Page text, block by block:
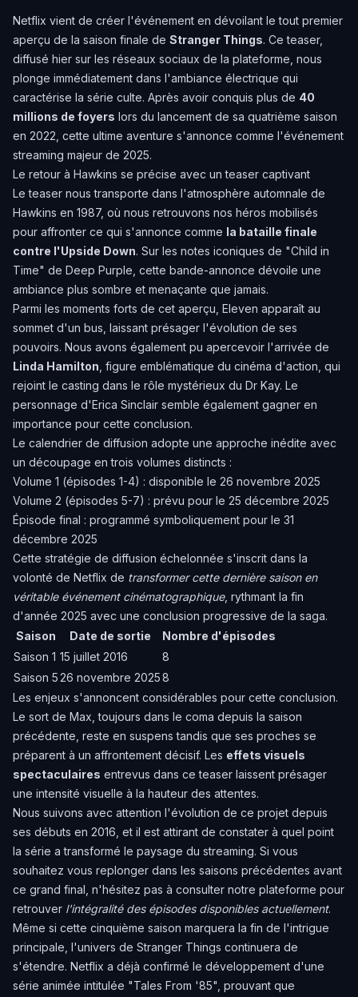
Netflix vient de créer l'événement en dévoilant le tout premier
aperçu de la saison finale de Stranger Things. Ce teaser,
diffusé hier sur les réseaux sociaux de la plateforme, nous
plonge immédiatement dans l'ambiance électrique qui
caractérise la série culte. Après avoir conquis plus de 40
millions de foyers lors du lancement de sa quatrième saison
en 2022, cette ultime aventure s'annonce comme l'événement
streaming majeur de 2025.
Le retour à Hawkins se précise avec un teaser captivant
Le teaser nous transporte dans l'atmosphère automnale de
Hawkins en 1987, où nous retrouvons nos héros mobilisés
pour affronter ce qui s'annonce comme la bataille finale
contre l'Upside Down. Sur les notes iconiques de "Child in
Time" de Deep Purple, cette bande-annonce dévoile une
ambiance plus sombre et menaçante que jamais.
Parmi les moments forts de cet aperçu, Eleven apparaît au
sommet d'un bus, laissant présager l'évolution de ses
pouvoirs. Nous avons également pu apercevoir l'arrivée de
Linda Hamilton , figure emblématique du cinéma d'action, qui
rejoint le casting dans le rôle mystérieux du Dr Kay. Le
personnage d'Erica Sinclair semble également gagner en
importance pour cette conclusion.
Le calendrier de diffusion adopte une approche inédite avec
un découpage en trois volumes distincts :
Volume 1 (épisodes 1-4) : disponible le 26 novembre 2025
Volume 2 (épisodes 5-7) : prévu pour le 25 décembre 2025
Épisode final : programmé symboliquement pour le 31
décembre 2025
Cette stratégie de diffusion échelonnée s'inscrit dans la
volonté de Netflix de transformer cette dernière saison en
véritable événement cinématographique, rythmant la fin
d'année 2025 avec une conclusion progressive de la saga.
Saison
Date de sortie
Nombre d'épisodes
Saison 1 15 juillet 2016
8
Saison 526 novembre 20258
Les enjeux s'annoncent considérables pour cette conclusion.
Le sort de Max, toujours dans le coma depuis la saison
précédente, reste en suspens tandis que ses proches se
préparent à un affrontement décisif. Les effets visuels
spectaculaires entrevus dans ce teaser laissent présager
une intensité visuelle à la hauteur des attentes.
Nous suivons avec attention l'évolution de ce projet depuis
ses débuts en 2016, et il est attirant de constater à quel point
la série a transformé le paysage du streaming. Si vous
souhaitez vous replonger dans les saisons précédentes avant
ce grand final, n'hésitez pas à consulter notre plateforme pour
retrouver l'intégralité des épisodes disponibles actuellement.
Même si cette cinquième saison marquera la fin de l'intrigue
principale, l'univers de Stranger Things continuera de
s'étendre. Netflix a déjà confirmé le développement d'une
série animée intitulée "Tales From '85", prouvant que